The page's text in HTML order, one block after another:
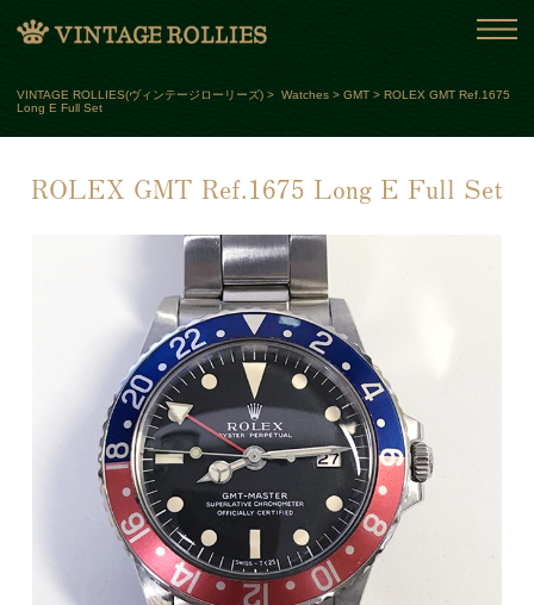
VINTAGE ROLLIES(ヴィンテージローリーズ) > Watches > GMT > ROLEX GMT Ref.1675
Long E Full Set
ROLEX GMT Ref.1675 Long E Full Set